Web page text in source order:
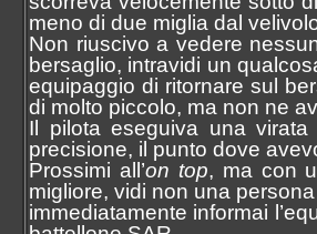
meno di due miglia dal
Non riuscivo a vedere
bersaglio, intravidi un
equipaggio di ritornare sul
di molto piccolo, ma non ne
Il pilota eseguiva una
precisione, il punto dove
Prossimi all’on top, ma con
migliore, vidi non una
immediatamente informai